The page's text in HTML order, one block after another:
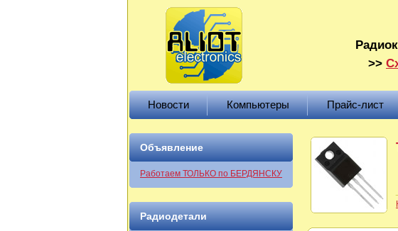
>>
Новости Компьютеры Прайс-лист
Объявление
Работаем ТОЛЬКО по БЕРДЯНСКУ
Радиодетали